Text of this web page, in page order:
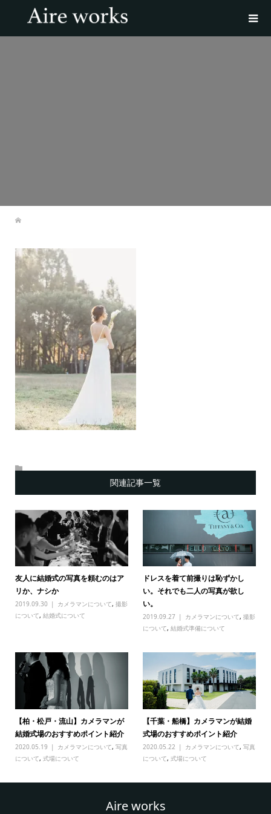
関連記事一覧
友人に結婚式の写真を頼むのはア
リか、ナシか
2019.09.30 カメラマンについて, 撮影
について, 結婚式について
ドレスを着て前撮りは恥ずかし
い。それでも二人の写真が欲し
い。
2019.09.27 カメラマンについて,撮影
について,結婚式準備について
【柏・松戸・流山】カメラマンが
結婚式場のおすすめポイント紹介
2020.05.19 カメラマンについて, 写真
について, 式場について
【千葉・船橋】カメラマンが結婚
式場のおすすめポイント紹介
2020.05.22 カメラマンについて,写真
について,式場について
Aire works